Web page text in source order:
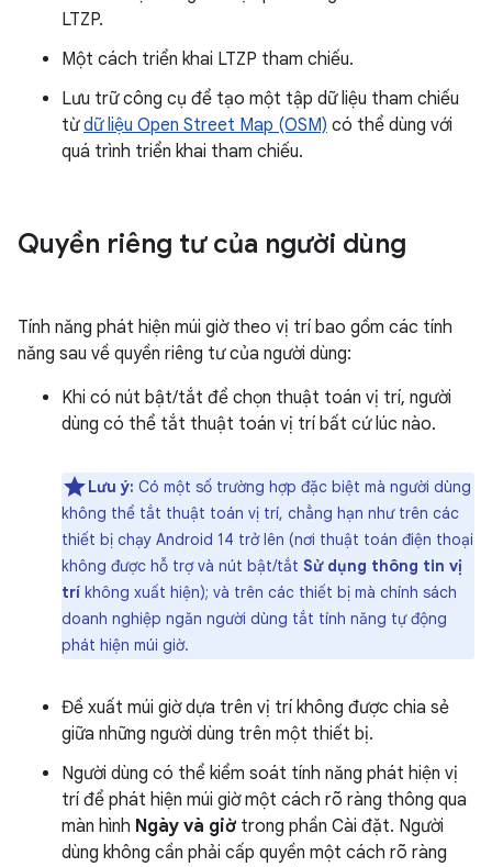
LTZP.
Một cách triển khai LTZP tham chiếu.
Lưu trữ công cụ để tạo một tập dữ liệu tham chiếu
từdữ liệu Open Street Map (OSM) có thể dùng với
quá trình triển khai tham chiếu.
Quyền riêng tư của người dùng
Tính năng phát hiện múi giờ theo vị trí bao gồm các tính
năng sau về quyền riêng tư của người dùng:
Khi có nút bật/tắt để chọn thuật toán vị trí, người
dùng có thể tắt thuật toán vị trí bất cứ lúc nào.
Lưu ý: Có một số trường hợp đặc biệt mà người dùng
không thể tắt thuật toán vị trí, chẳng hạn như trên các
thiết bị chạy Android 14 trở lên (nơi thuật toán điện thoại
không được hỗ trợ và nút bật/tắt Sử dụng thông tin vị
trí không xuất hiện); và trên các thiết bị mà chính sách
doanh nghiệp ngăn người dùng tắt tính năng tự động
phát hiện múi giờ.
Đề xuất múi giờ dựa trên vị trí không được chia sẻ
giữa những người dùng trên một thiết bị.
Người dùng có thể kiểm soát tính năng phát hiện vị
trí để phát hiện múi giờ một cách rõ ràng thông qua
màn hình Ngày và giờ trong phần Cài đặt. Người
dùng không cần phải cấp quyền một cách rõ ràng